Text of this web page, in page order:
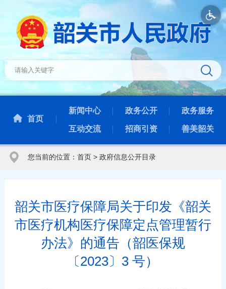
首页
新闻中心 政务公开 政务服务
互动交流 招商引资 善美韶关
您当前的位置： 首页> 政府信息公开目录
韶关市医疗保障局关于印发《韶关
市医疗机构医疗保障定点管理暂行
办法》的通告（韶医保规
〔2023〕3 号）